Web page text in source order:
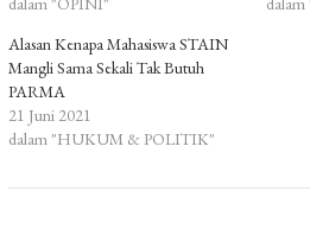
Alasan Kenapa Mahasiswa STAIN
Mangli Sama Sekali Tak Butuh
PARMA
21 Juni 2021
dalam "HUKUM & POLITIK"